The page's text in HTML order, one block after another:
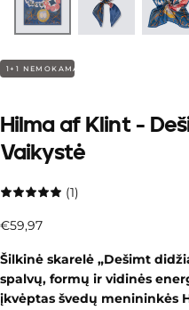
1+1 NEMOKAMAI
Hilma af Klint -
Vaikystė
(1)
€59,97
Įprasta
€59,97
Šilkinė skarelė „Dešimt
spalvų, formų ir vidinės
įkvėptas švedų menininkės